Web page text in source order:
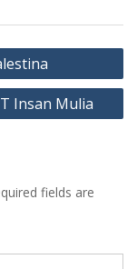
Insan Mulia
fields are